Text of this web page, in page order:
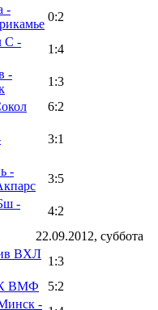
-
0:2
С -
1:4
-
1:3
6:2
3:1
-
3:5
-
4:2
22.09.2012, суббота
ВХЛ
1:3
ВМФ 5:2
-